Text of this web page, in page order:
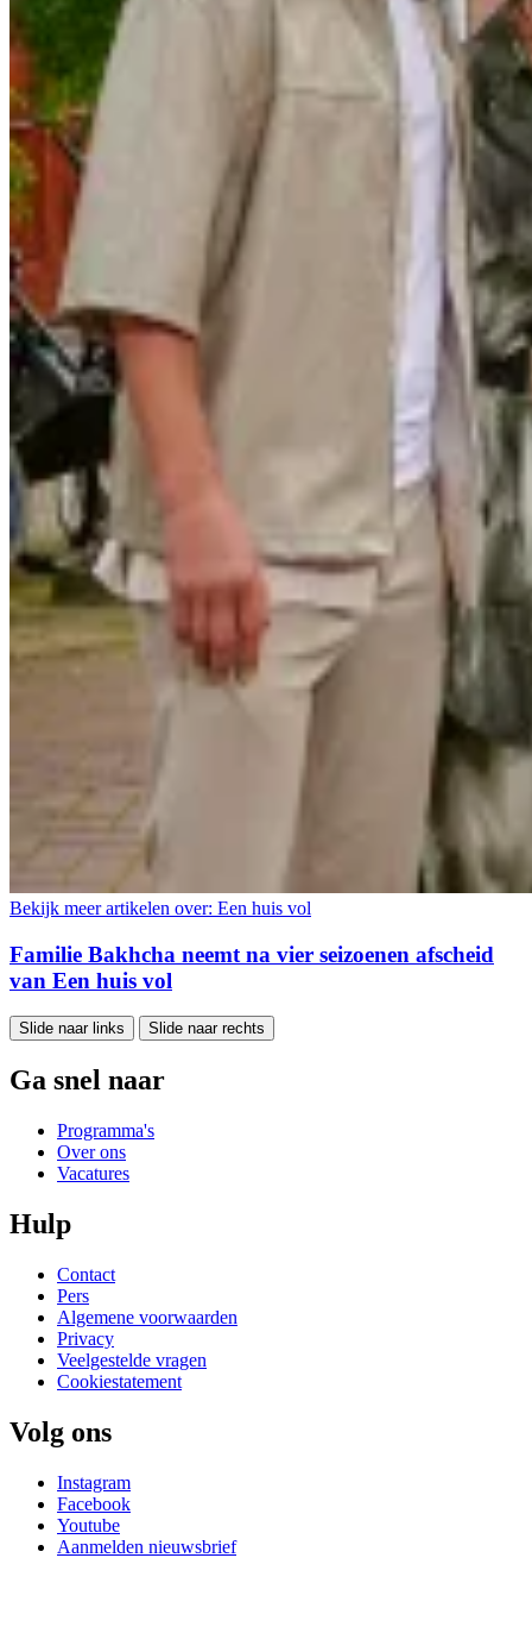
Bekijk meer artikelen over: Een huis vol
Familie Bakhcha neemt na vier seizoenen afscheid
van Een huis vol
Slide naar links Slide naar rechts
Ga snel naar
Programma's
Over ons
Vacatures
Hulp
Contact
Pers
Algemene voorwaarden
Privacy
Veelgestelde vragen
Cookiestatement
Volg ons
Instagram
Facebook
Youtube
Aanmelden nieuwsbrief